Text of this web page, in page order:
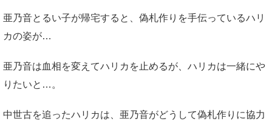
亜乃音とるい子が帰宅すると、偽札作りを手伝っているハリ
カの姿が…
亜乃音は血相を変えてハリカを止めるが、ハリカは一緒にや
りたいと…。
中世古を追ったハリカは、亜乃音がどうして偽札作りに協力